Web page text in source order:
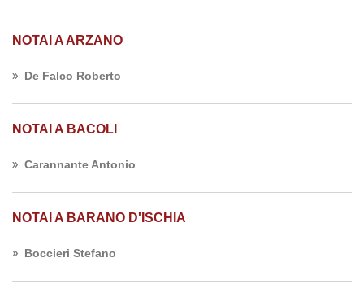
NOTAI A ARZANO
De Falco Roberto
NOTAI A BACOLI
Carannante Antonio
NOTAI A BARANO D'ISCHIA
Boccieri Stefano